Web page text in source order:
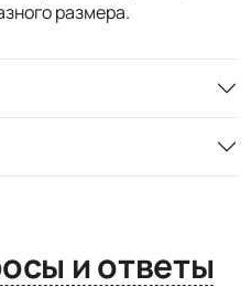
размера.
Вопросы и ответы